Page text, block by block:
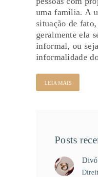
uma família. A
situação de
geralmente ela
informal, ou
informalidade
LEIA MAIS
Posts